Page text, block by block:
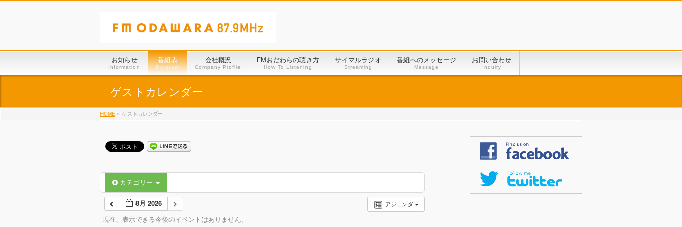
お知らせ
Information
番組表
Program
会社概況
Company Profile
FMおだわらの聴き方
How To Listening
サイマルラジオ
Streaming
番組へのメッセージ
Message
お問い合わせ
Inquiry
ゲストカレンダー
HOME » ゲストカレンダー
カテゴリー
アジェンダ
8月 2026
現在、表示できる今後のイベントはありません。